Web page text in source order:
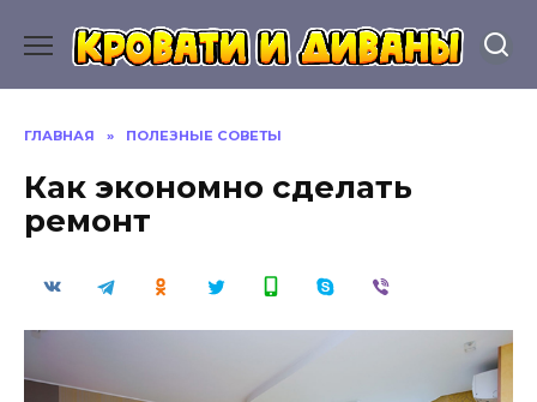
содержанию
ГЛАВНАЯ » ПОЛЕЗНЫЕ СОВЕТЫ
Как экономно сделать
ремонт